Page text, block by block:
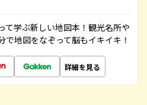
て学ぶ新しい地図本！観光名所や
地図をなぞって脳もイキイキ！
詳細を見る